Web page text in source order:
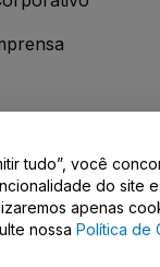
Ajuda / Fale
tudo”, você
do site
apenas
nossa Política de